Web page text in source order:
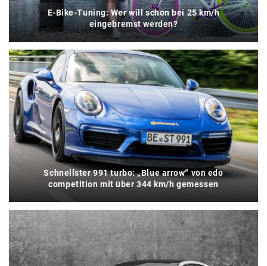
E-Bike-Tuning: Wer will schon bei 25 km/h
eingebremst werden?
Schnellster 991 turbo: „Blue arrow“ von edo
competition mit über 344 km/h gemessen